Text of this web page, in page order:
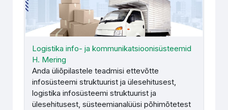
Logistika info- ja kommunikatsioonisüsteemid
H. Mering
Anda üliõpilastele teadmisi ettevõtte
infosüsteemi struktuurist ja ülesehitusest,
logistika infosüsteemi struktuurist ja
ülesehitusest, süsteemianalüüsi põhimõtetest